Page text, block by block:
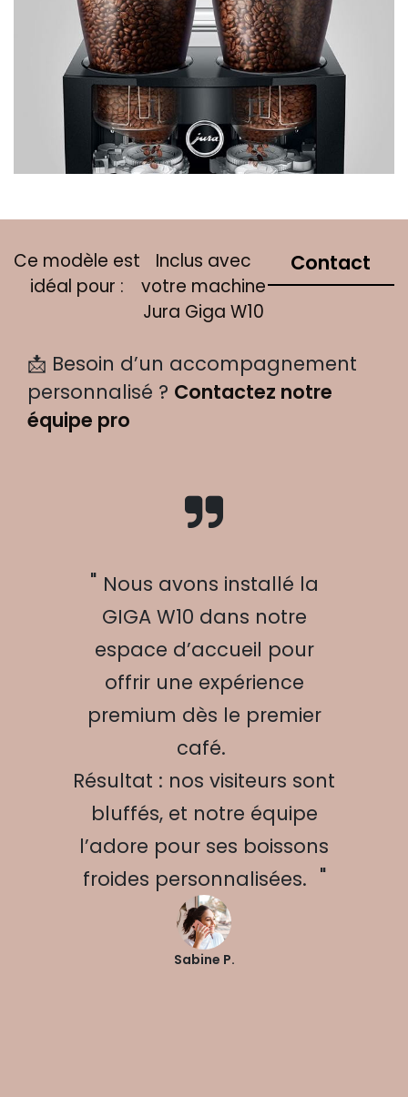
C​e modèle est
idéal pour :
Inclus av​ec
votre machine
Jura ​Giga W10
Contact
📩 Besoin d’un accompagnement
personnalisé ? Contactez notre
équipe pro
" Nous avons installé la
GIGA W10 dans notre
espace d’accueil pour
offrir une expérience
premium dès le premier
café.
Résultat : nos visiteurs sont
bluffés, et notre équipe
l’adore pour ses boissons
froides personnalisées. "
Sabine P.